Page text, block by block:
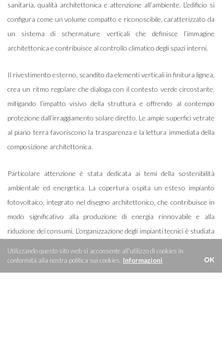
sanitaria, qualità architettonica e attenzione all’ambiente. L’edificio si
configura come un volume compatto e riconoscibile, caratterizzato da
un sistema di schermature verticali che definisce l’immagine
architettonica e contribuisce al controllo climatico degli spazi interni.
Il rivestimento esterno, scandito da elementi verticali in finitura lignea,
crea un ritmo regolare che dialoga con il contesto verde circostante,
mitigando l’impatto visivo della struttura e offrendo al contempo
protezione dall’irraggiamento solare diretto. Le ampie superfici vetrate
al piano terra favoriscono la trasparenza e la lettura immediata della
composizione architettonica.
Particolare attenzione è stata dedicata ai temi della sostenibilità
ambientale ed energetica. La copertura ospita un esteso impianto
fotovoltaico, integrato nel disegno architettonico, che contribuisce in
modo significativo alla produzione di energia rinnovabile e alla
riduzione dei consumi. L’organizzazione degli impianti tecnici è studiata
tempo.
Utilizzando questo sito web si acconsente all'utilizzo di cookies in
conformità alla nostra politica sui cookies. Informazioni OK